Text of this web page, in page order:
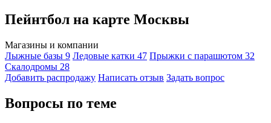
Пейнтбол на карте Москвы
Магазины и компании
Лыжные базы 9 Ледовые катки 47 Прыжки с парашютом 32
Скалодромы 28
Добавить раcпродажу Написать отзыв Задать вопрос
Вопросы по теме